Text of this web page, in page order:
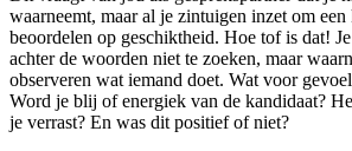
waarneemt, maar al je zintuigen inzet om een
beoordelen op geschiktheid. Hoe tof is dat!
achter de woorden niet te zoeken, maar
observeren wat iemand doet. Wat voor
Word je blij of energiek van de kandidaat?
je verrast? En was dit positief of niet?